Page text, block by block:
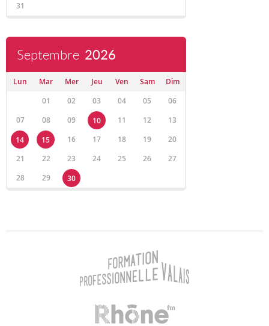
31
Septembre 2026
Lun Mar Mer Jeu Ven Sam
Dim
01
02 03 04 05
06
07
08 09 10 11 12
13
14
15 16 17 18 19
20
21
22 23 24 25 26
27
28
29 30